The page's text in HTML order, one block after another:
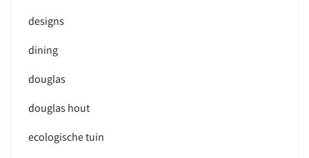
designs
dining
douglas
douglas hout
ecologische tuin